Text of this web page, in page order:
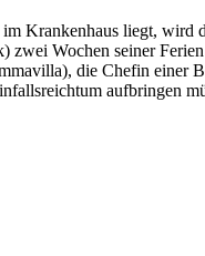
Krankenhaus liegt,
Wochen seiner
die Chefin einer
aufbringen